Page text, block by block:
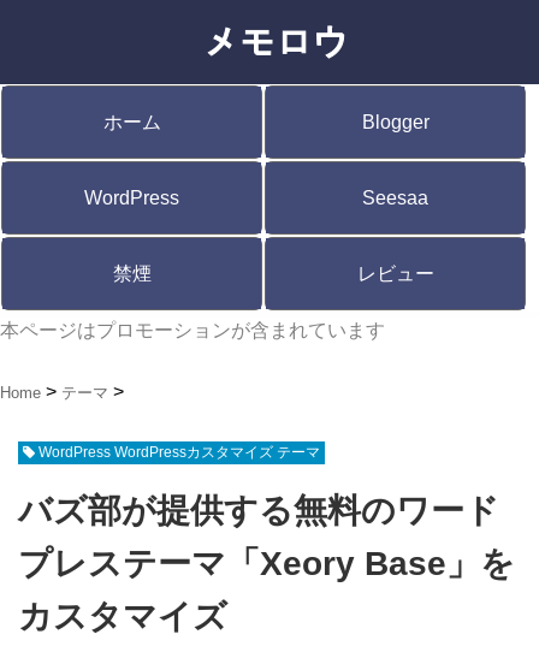
ホーム Blogger
WordPress Seesaa
禁煙 レビュー
本ページはプロモーションが含まれています
Home テーマ
WordPress WordPressカスタマイズ テーマ
バズ部が提供する無料のワード
プレステーマ「Xeory Base」を
カスタマイズ